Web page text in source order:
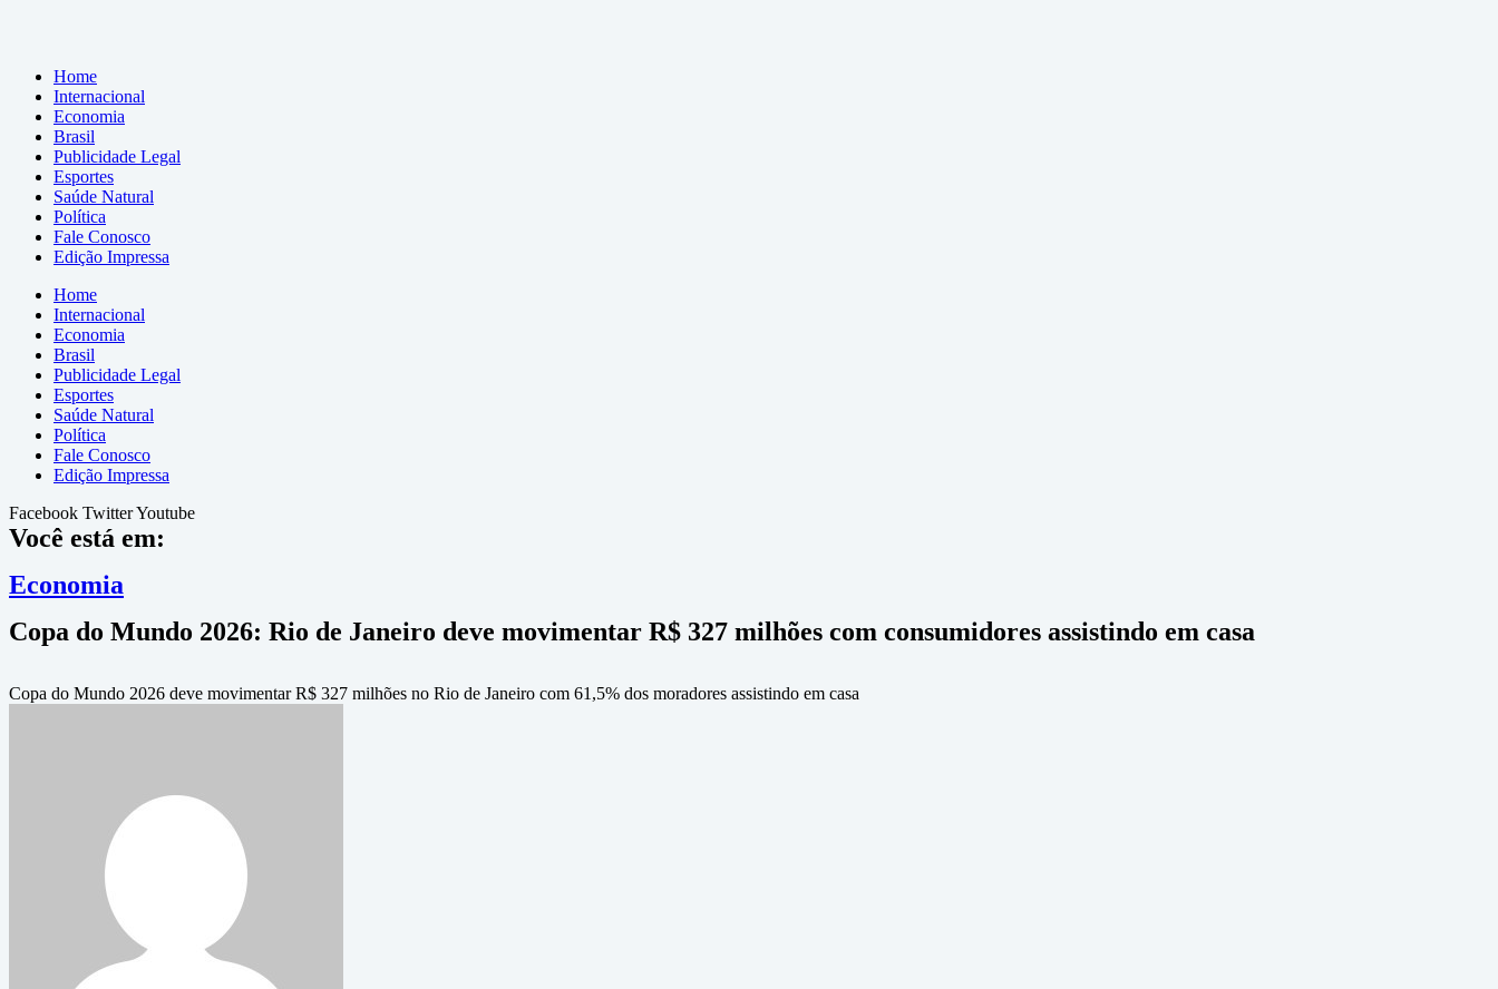
Home
Internacional
Economia
Brasil
Publicidade Legal
Esportes
Saúde Natural
Política
Fale Conosco
Edição Impressa
Home
Internacional
Economia
Brasil
Publicidade Legal
Esportes
Saúde Natural
Política
Fale Conosco
Edição Impressa
Facebook TwitterYoutube
Você está em:
Economia
Copa do Mundo 2026: Rio de Janeiro deve movimentar R$ 327 milhões com consumidores assistindo em casa
Copa do Mundo 2026 deve movimentar R$ 327 milhões no Rio de Janeiro com 61,5% dos moradores assistindo em casa